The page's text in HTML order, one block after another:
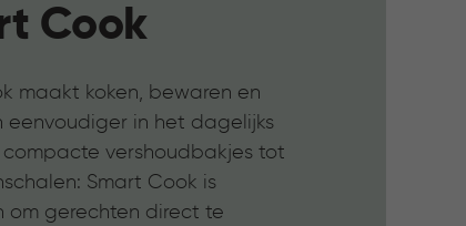
Cook
maakt koken, bewaren en
eenvoudiger in het dagelijks
compacte vershoudbakjes tot
Smart Cook is
om gerechten direct te